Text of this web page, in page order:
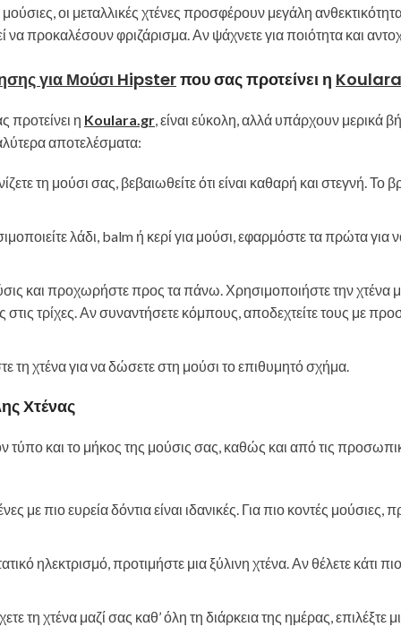
οι μεταλλικές χτένες προσφέρουν μεγάλη ανθεκτικότητα
να προκαλέσουν φριζάρισμα. Αν ψάχνετε για ποιότητα και
για Μούσι Hipsterπου σας προτείνει η
προτείνει η Koulara.gr, είναι εύκολη, αλλά υπάρχουν μερικά
αποτελέσματα:
τη μούσι σας, βεβαιωθείτε ότι είναι καθαρή και στεγνή. Το
λάδι, balm ή κερί για μούσι, εφαρμόστε τα πρώτα για
και προχωρήστε προς τα πάνω. Χρησιμοποιήστε την χτένα
τρίχες. Αν συναντήσετε κόμπους, αποδεχτείτε τους με
τη χτένα για να δώσετε στη μούσι το επιθυμητό σχήμα.
Χτένας
τύπο και το μήκος της μούσις σας, καθώς και από τις
με πιο ευρεία δόντια είναι ιδανικές. Για πιο κοντές μούσιες,
ηλεκτρισμό, προτιμήστε μια ξύλινη χτένα. Αν θέλετε κάτι
τη χτένα μαζί σας καθ’ όλη τη διάρκεια της ημέρας, επιλέξτε